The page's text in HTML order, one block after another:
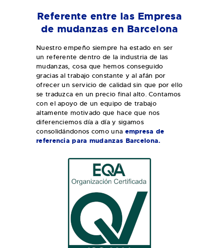
Referente entre las Empresa
de mudanzas en Barcelona
Nuestro empeño siempre ha estado en ser
un referente dentro de la industria de las
mudanzas, cosa que hemos conseguido
gracias al trabajo constante y al afán por
ofrecer un servicio de calidad sin que por ello
se traduzca en un precio final alto. Contamos
con el apoyo de un equipo de trabajo
altamente motivado que hace que nos
diferenciemos día a día y sigamos
consolidándonos como una empresa de
referencia para mudanzas Barcelona.